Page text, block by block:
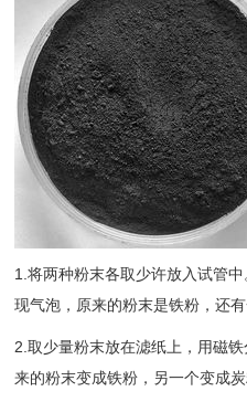
1.将两种粉末各取少许放入试管
现气泡，原来的粉末是铁粉，还有
2.取少量粉末放在滤纸上，用磁
来的粉末变成铁粉，另一个变成炭